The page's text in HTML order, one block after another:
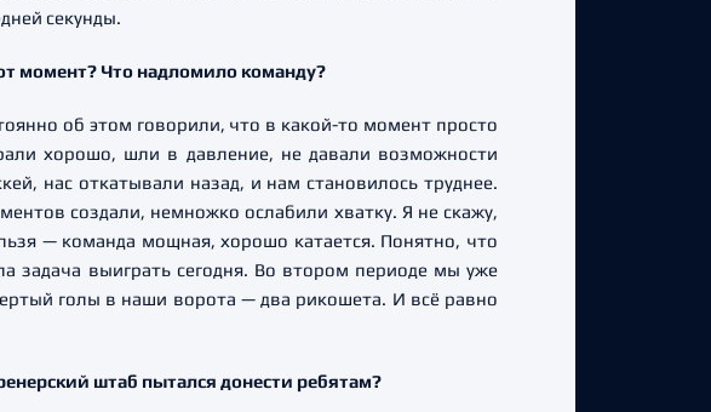
секунды.
момент? Что надломило команду?
об этом говорили, что в какой-то момент просто
хорошо, шли в давление, не давали возможности
нас откатывали назад, и нам становилось труднее.
создали, немножко ослабили хватку. Я не скажу,
— команда мощная, хорошо катается. Понятно, что
задача выиграть сегодня. Во втором периоде мы уже
голы в наши ворота — два рикошета. И всё равно
штаб пытался донести ребятам?